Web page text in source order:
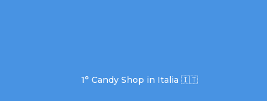
1° Candy Shop in Italia 🇮🇹